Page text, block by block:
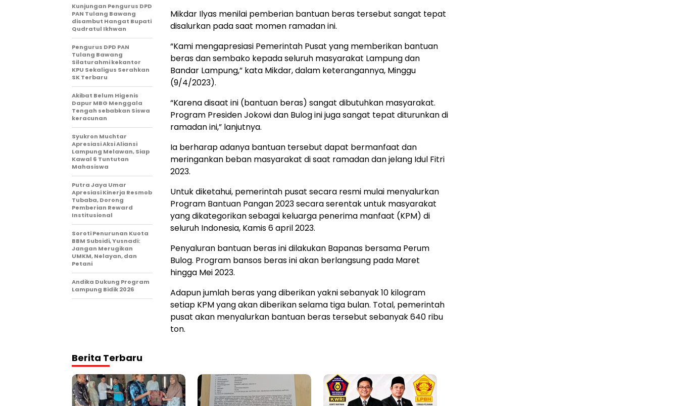
Mikdar Ilyas menilai pemberian bantuan beras tersebut sangat tepat
disalurkan pada saat momen ramadan ini.
“Kami mengapresiasi Pemerintah Pusat yang memberikan bantuan
beras dan sembako kepada seluruh masyarakat Lampung dan
Bandar Lampung,” kata Mikdar, dalam keterangannya, Minggu
(9/4/2023).
“Karena disaat ini (bantuan beras) sangat dibutuhkan masyarakat.
Program Presiden Jokowi dan Bulog ini juga sangat tepat diturunkan di
ramadan ini,” lanjutnya.
Ia berharap adanya bantuan tersebut dapat bermanfaat dan
meringankan beban masyarakat di saat ramadan dan jelang Idul Fitri
2023.
Untuk diketahui, pemerintah pusat secara resmi mulai menyalurkan
Program Bantuan Pangan 2023 secara serentak untuk masyarakat
yang dikategorikan sebagai keluarga penerima manfaat (KPM) di
seluruh Indonesia, Kamis 6 april 2023.
Penyaluran bantuan beras ini dilakukan Bapanas bersama Perum
Bulog. Program bansos beras ini akan berlangsung pada Maret
hingga Mei 2023.
Adapun jumlah beras yang diberikan yakni sebanyak 10 kilogram
setiap KPM yang akan diberikan selama tiga bulan. Total, pemerintah
pusat akan menyalurkan bantuan beras tersebut sebanyak 640 ribu
ton.
Kunjungan Pengurus DPD
PAN Tulang Bawang
disambut Hangat Bupati
Qudratul Ikhwan
Pengurus DPD PAN
Tulang Bawang
Silaturahmi kekantor
KPU Sekaligus Serahkan
SK Terbaru
Akibat Belum Higenis
Dapur MBG Menggala
Tengah sebabkan Siswa
keracunan
Syukron Muchtar
Apresiasi Aksi Aliansi
Lampung Melawan, Siap
Kawal 6 Tuntutan
Mahasiswa
Putra Jaya Umar
Apresiasi Kinerja Resmob
Tubaba, Dorong
Pemberian Reward
Institusional
Soroti Penurunan Kuota
BBM Subsidi, Yusnadi:
Jangan Merugikan
UMKM, Nelayan, dan
Petani
Andika Dukung Program
Lampung Bidik 2026
Berita Terbaru